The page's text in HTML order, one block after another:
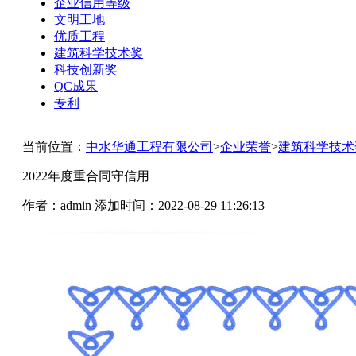
企业信用等级
文明工地
优质工程
建筑科学技术奖
科技创新奖
QC成果
专利
当前位置： 中水华通工程有限公司 >企业荣誉>建筑科学技
2022年度重合同守信用
作者：admin 添加时间：2022-08-29 11:26:13